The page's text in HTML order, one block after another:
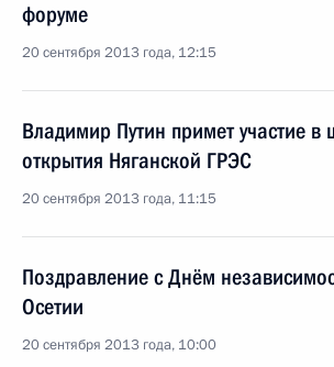
форуме
20 сентября 2013 года, 12:15
Владимир Путин примет участие в
открытия Няганской ГРЭС
20 сентября 2013 года, 11:15
Поздравление с Днём
Осетии
20 сентября 2013 года, 10:00